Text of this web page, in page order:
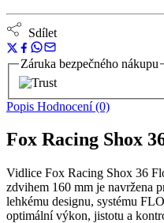
Sdílet
Záruka bezpečného nákupu
Popis Hodnocení (0)
Fox Racing Shox
Vidlice Fox Racing Shox 36
zdvihem 160 mm je navržena
lehkému designu, systému
optimální výkon, jistotu a